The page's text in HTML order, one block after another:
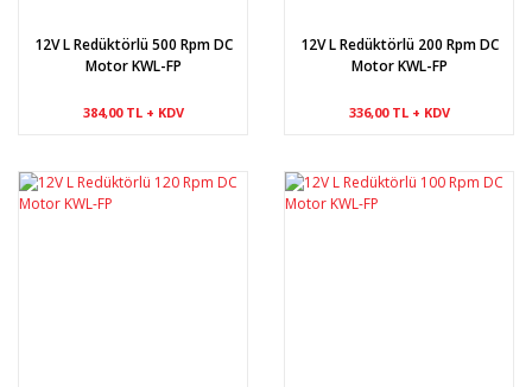
12V L Redüktörlü 500 Rpm DC
Motor KWL-FP
384,00 TL + KDV
12V L Redüktörlü 200 Rpm DC
Motor KWL-FP
336,00 TL + KDV